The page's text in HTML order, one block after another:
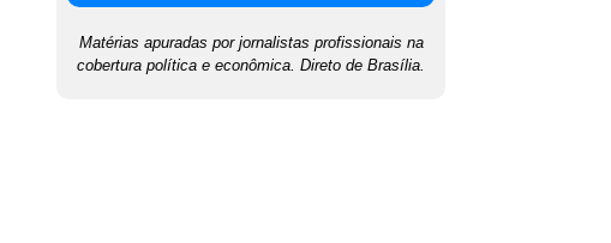
Matérias apuradas por jornalistas profissionais na
cobertura política e econômica. Direto de Brasília.